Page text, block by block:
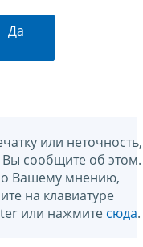
Да
или неточность,
сообщите об этом.
Вашему мнению,
на клавиатуре
или нажмите сюда.